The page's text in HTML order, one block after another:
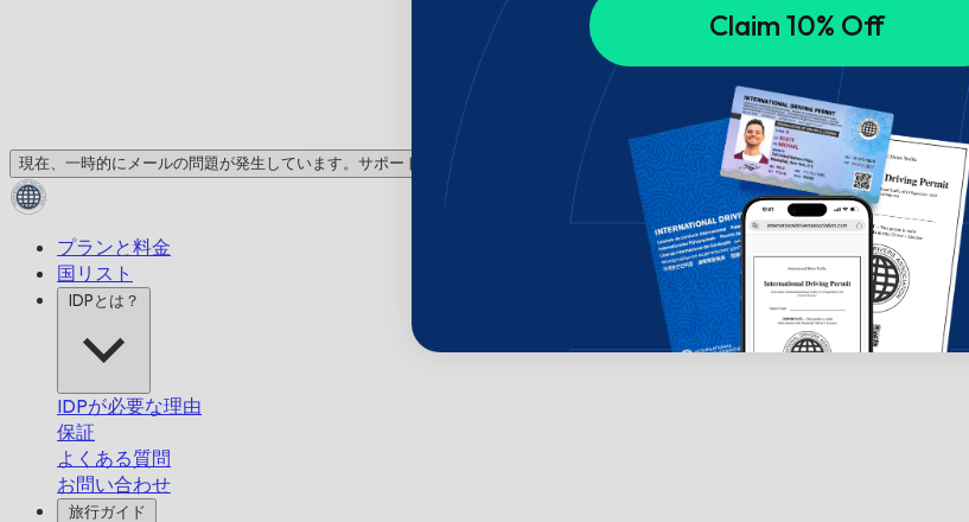
現在、一時的にメールの問題が発生しています。サポートが必要ですか？チャットでお問い合わせください。
プランと料金
国リスト
IDPとは？
IDPが必要な理由
保証
よくある質問
お問い合わせ
旅行ガイド
Claim 10% Off